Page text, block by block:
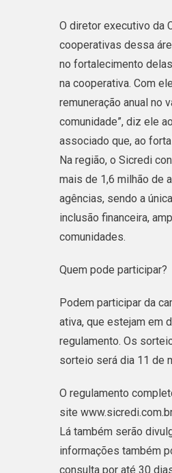
O diretor executivo da
cooperativas dessa
no fortalecimento
na cooperativa. Com
remuneração anual no
comunidade”, diz ele
associado que, ao
Na região, o Sicredi
mais de 1,6 milhão de
agências, sendo a
inclusão financeira,
comunidades.
Quem pode participar?
Podem participar da
ativa, que estejam em
regulamento. Os
sorteio será dia 11 de
O regulamento
site
Lá também serão
informações também
consulta por até 30